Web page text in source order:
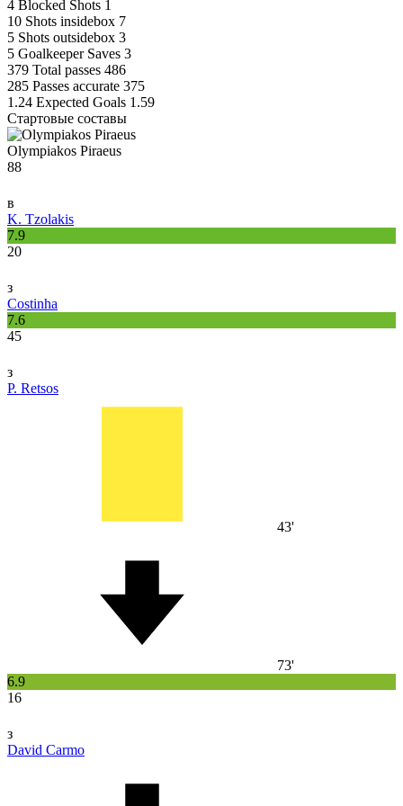
4 Blocked Shots 1
10 Shots insidebox 7
5 Shots outsidebox 3
5 Goalkeeper Saves 3
379 Total passes 486
285 Passes accurate 375
1.24 Expected Goals 1.59
Стартовые составы
Olympiakos Piraeus
88
в
K. Tzolakis
7.9
20
з
Costinha
7.6
45
з
P. Retsos
43'
73'
6.9
16
з
David Carmo